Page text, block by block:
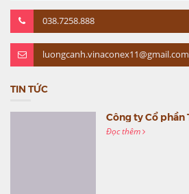
038.7258.888
luongcanh.vinaconex11@gmail.com
TIN TỨC
Đọc thêm